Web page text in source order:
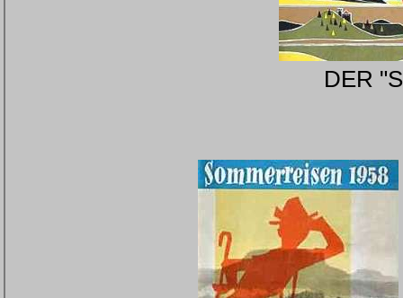
DER